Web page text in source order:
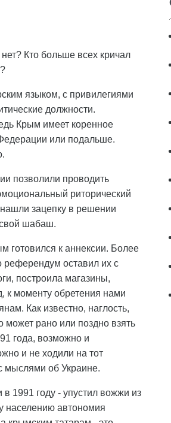
Кто больше всех кричал
языком, с привилегиями
должности.
Крым имеет коренное
или подальше.
позволили проводить
риторический
нашли зацепку в решении
свой шабаш.
готовился к аннексии. Более
референдум оставил их с
построила магазины,
к моменту обретения нами
Как известно, наглость,
может рано или поздно взять
года, возможно и
и не ходили на тот
мыслями об Украине.
1991 году - упустил вожжи из
населению автономия